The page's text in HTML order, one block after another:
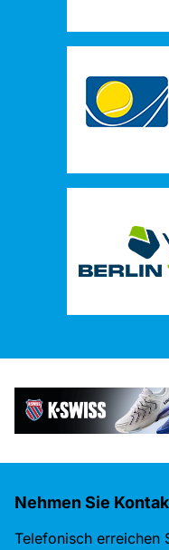
Nehmen Sie
Telefonisch erreichen